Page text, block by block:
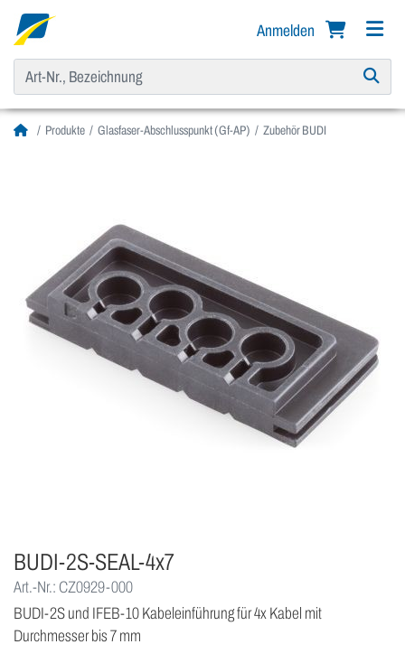
Anmelden
Produkte Glasfaser-Abschlusspunkt (Gf-AP) Zubehör BUDI
BUDI-2S-SEAL-4x7
Art.-Nr.: CZ0929-000
BUDI-2S und IFEB-10 Kabeleinführung für 4x Kabel mit
Durchmesser bis 7 mm